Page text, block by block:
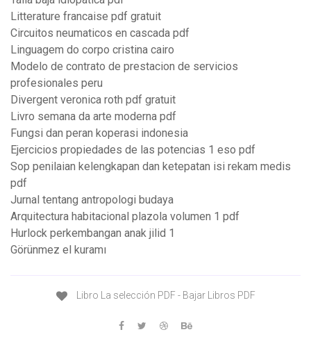
Litterature francaise pdf gratuit
Circuitos neumaticos en cascada pdf
Linguagem do corpo cristina cairo
Modelo de contrato de prestacion de servicios
profesionales peru
Divergent veronica roth pdf gratuit
Livro semana da arte moderna pdf
Fungsi dan peran koperasi indonesia
Ejercicios propiedades de las potencias 1 eso pdf
Sop penilaian kelengkapan dan ketepatan isi rekam medis
pdf
Jurnal tentang antropologi budaya
Arquitectura habitacional plazola volumen 1 pdf
Hurlock perkembangan anak jilid 1
Görünmez el kuramı
Libro La selección PDF - Bajar Libros PDF